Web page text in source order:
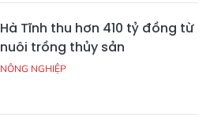
Hà Tĩnh thu hơn 410 tỷ đồng từ
nuôi trồng thủy sản
NÔNG NGHIỆP